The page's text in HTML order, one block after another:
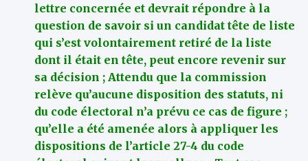
lettre concernée et devrait répondre à la
question de savoir si un candidat tête de liste
qui s’est volontairement retiré de la liste
dont il était en tête, peut encore revenir sur
sa décision ; Attendu que la commission
relève qu’aucune disposition des statuts, ni
du code électoral n’a prévu ce cas de figure ;
qu’elle a été amenée alors à appliquer les
dispositions de l’article 27-4 du code